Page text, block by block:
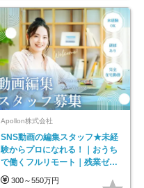
Apollon株式会社
SNS動画の編集スタッフ★未経
験からプロになれる！｜おうち
で働くフルリモート｜残業ゼロ
で18時退勤◎
300～550万円